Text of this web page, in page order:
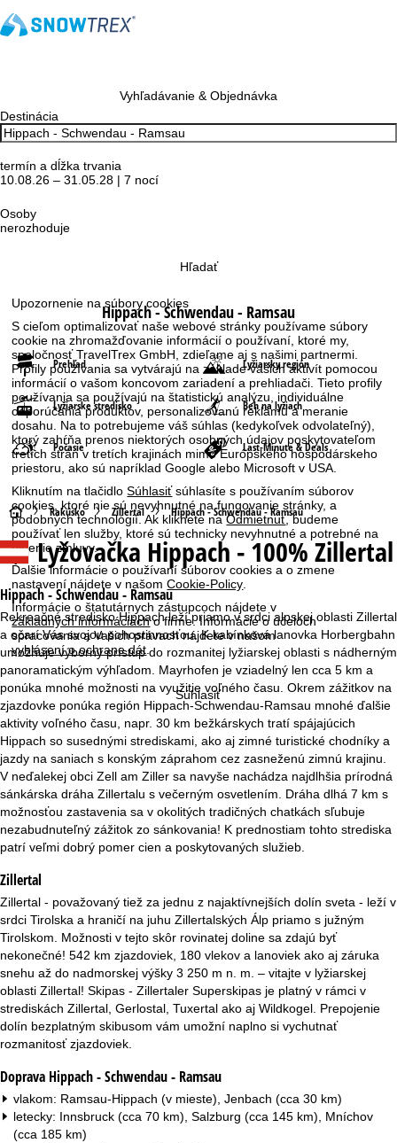
Upozornenie na súbory cookies
S cieľom optimalizovať naše webové stránky používame súbory
cookie na zhromažďovanie informácií o používaní, ktoré my,
spoločnosť TravelTrex GmbH, zdieľame aj s našimi partnermi.
Profily používania sa vytvárajú na základe vašich aktivít pomocou
informácií o vašom koncovom zariadení a prehliadači. Tieto profily
používania sa používajú na štatistickú analýzu, individuálne
odporúčania produktov, personalizovanú reklamu a meranie
dosahu. Na to potrebujeme váš súhlas (kedykoľvek odvolateľný),
ktorý zahŕňa prenos niektorých osobných údajov poskytovateľom
tretích strán v tretích krajinách mimo Európskeho hospodárskeho
priestoru, ako sú napríklad Google alebo Microsoft v USA.
Kliknutím na tlačidloSúhlasiťsúhlasíte s používaním súborov
cookies, ktoré nie sú nevyhnutné na fungovanie stránky, a
podobných technológií. Ak kliknete naOdmietnuť, budeme
používať len služby, ktoré sú technicky nevyhnutné a potrebné na
plnenie zmluvy.
Ďalšie informácie o používaní súborov cookies a o zmene
nastavení nájdete v našomCookie-Policy
Informácie o štatutárnych zástupcoch nájdete v
základných informáciácho firme. Informácie o účeloch
spracovania a Vašich právach nájdete v našom
vyhlásení o ochrane dát.
Súhlasiť
Vyhľadávanie & Objednávka
Destinácia
termín a dĺžka trvania
10.08.26 – 31.05.28 | 7 nocí
Osoby
nerozhoduje
Hľadať
Hippach - Schwendau - Ramsau
Prehľad Lyžiarsky región
Lyžiarske stredisko Beh na lyžiach
Počasie Last-Minute & Deals
H
l
a
v
n
á
s
t
r
á
n
k
a
Rakúsko Zillertal Hippach - Schwendau - Ramsau
Lyžovačka Hippach - 100% Zillertal
Hippach - Schwendau - Ramsau
Rekreačné stredisko Hippach leží priamo v srdci alpskej oblasti Zillertal
a očarí Vás svojou pohostinnosťou. K kabínková lanovka Horbergbahn
umožňuje výborný prístup do rozmanitej lyžiarskej oblasti s nádherným
panoramatickým výhľadom. Mayrhofen je vziadelný len cca 5 km a
ponúka mnohé možnosti na využitie voľného času. Okrem zážitkov na
zjazdovke ponúka región Hippach-Schwendau-Ramsau mnohé ďalšie
aktivity voľného času, napr. 30 km bežkárskych tratí spájajúcich
Hippach so susednými strediskami, ako aj zimné turistické chodníky a
jazdy na saniach s konským záprahom cez zasneženú zimnú krajinu.
V neďalekej obci Zell am Ziller sa navyše nachádza najdlhšia prírodná
sánkárska dráha Zillertalu s večerným osvetlením. Dráha dlhá 7 km s
možnosťou zastavenia sa v okolitých tradičných chatkách sľubuje
nezabudnuteľný zážitok zo sánkovania! K prednostiam tohto strediska
patrí veľmi dobrý pomer cien a poskytovaných služieb.
Zillertal
Zillertal - považovaný tiež za jednu z najaktívnejších dolín sveta - leží v
srdci Tirolska a hraničí na juhu Zillertalských Álp priamo s južným
Tirolskom. Možnosti v tejto skôr rovinatej doline sa zdajú byť
nekonečné! 542 km zjazdoviek, 180 vlekov a lanoviek ako aj záruka
snehu až do nadmorskej výšky 3 250 m n. m. – vitajte v lyžiarskej
oblasti Zillertal! Skipas - Zillertaler Superskipas je platný v rámci v
strediskách Zillertal, Gerlostal, Tuxertal ako aj Wildkogel. Prepojenie
dolín bezplatným skibusom vám umožní naplno si vychutnať
rozmanitosť zjazdoviek.
Doprava Hippach - Schwendau - Ramsau
vlakom: Ramsau-Hippach (v mieste), Jenbach (cca 30 km)
letecky: Innsbruck (cca 70 km), Salzburg (cca 145 km), Mníchov
(cca 185 km)